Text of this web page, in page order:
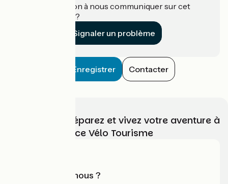
Une information à nous communiquer sur cet
établissement ?
Signaler un problème
Enregistrer Contacter
Choisissez, préparez et vivez votre aventure à
vélo avec France Vélo Tourisme
Qui sommes-nous ?